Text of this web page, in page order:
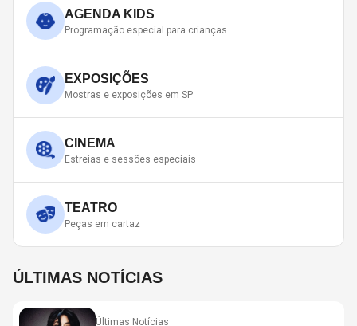
AGENDA KIDS
Programação especial para crianças
EXPOSIÇÕES
Mostras e exposições em SP
CINEMA
Estreias e sessões especiais
TEATRO
Peças em cartaz
ÚLTIMAS NOTÍCIAS
Últimas Notícias